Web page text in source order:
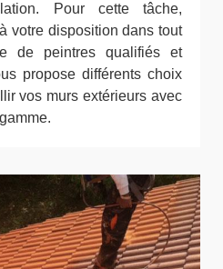
Pour cette tâche,
votre disposition dans tout
de peintres qualifiés et
propose différents choix
vos murs extérieurs avec